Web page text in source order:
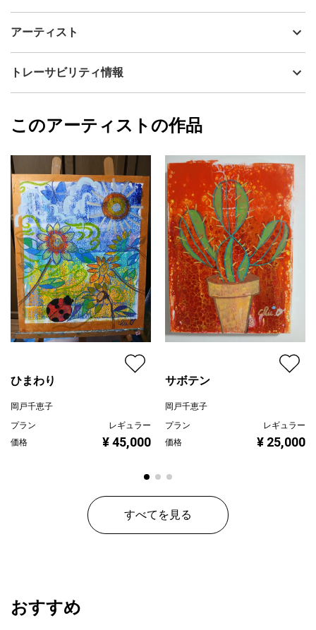
制作年
フルイドアート
カラー
青
ジャンル
抽象画
配送目安
二週間以内
お子さまの部屋に リビングにいかがでしょうか
アーティスト
岡戸千恵子
フォローする
トレーサビリティ情報
岡戸千恵子
このアーティストの作品
ひまわり
岡戸千恵子
プラン
レギュラー
価格
¥ 45,000
サボテン
岡戸千恵子
プラン
レギュラー
価格
¥ 25,000
すべてを見る
おすすめ